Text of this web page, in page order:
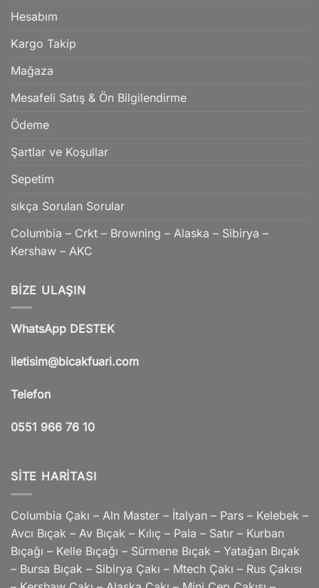
Hesabım
Kargo Takip
Mağaza
Mesafeli Satış & Ön Bilgilendirme
Ödeme
Şartlar ve Koşullar
Sepetim
sıkça Sorulan Sorular
Columbia – Crkt – Browning – Alaska – Sibirya –
Kershaw – AKC
BIZE ULAŞIN
WhatsApp DESTEK
iletisim@bicakfuari.com
Telefon
0551 966 76 10
SITE HARITASI
Columbia Çakı – Aln Master – İtalyan – Pars – Kelebek –
Avcı Bıçak – Av Bıçak – Kılıç – Pala – Satır – Kurban
Bıçağı – Kelle Bıçağı – Sürmene Bıçak – Yatağan Bıçak
– Bursa Bıçak – Sibirya Çakı – Mtech Çakı – Rus Çakısı